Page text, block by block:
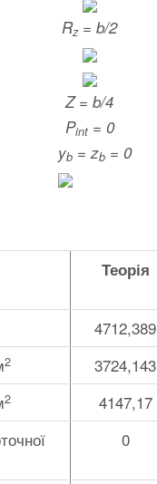
Rz= b/2
Z = b/4
Pint= 0
yb = zb = 0
Теорія
4712,389
2 3724,143
2 4147,17
0